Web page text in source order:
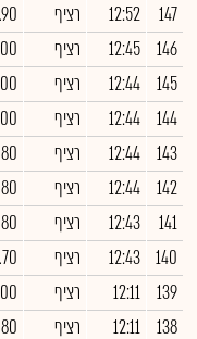
147
12:52 רציף
146
12:45 רציף
145
12:44 רציף
144
12:44 רציף
143
12:44 רציף
142
12:44 רציף
141
12:43 רציף
140
12:43 רציף
139
12:11 רציף
138
12:11 רציף